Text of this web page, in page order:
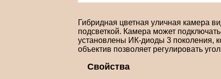
Гибридная цветная уличная камера
подсветкой. Камера может
установлены ИК-диоды 3 поколения,
объектив позволяет регулировать
Свойства